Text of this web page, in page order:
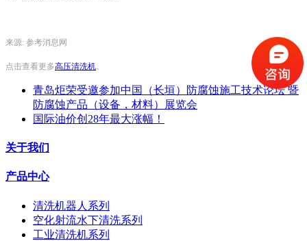
来源: 参考消息网
点击查看更多高压清洗机。
青岛炬荣受邀参加中国（长垣）防腐蚀施工技术论坛 暨
防腐蚀产品（设备，材料）展览会
国际油价创28年最大涨幅！
关于我们
产品中心
清洗机器人系列
空化射流水下清洗系列
工业清洗机系列